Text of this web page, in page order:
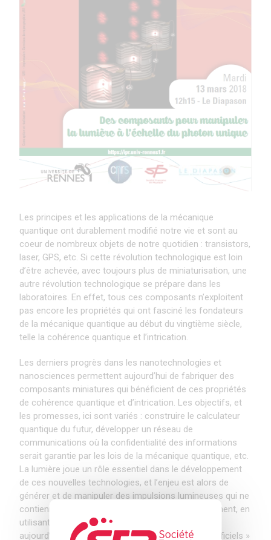
Les principes et les applications de la mécanique
quantique ont durablement modifié notre vie et sont au
coeur de nombreux objets de notre quotidien : transistors,
laser, GPS, etc. Si cette révolution technologique est loin
d’être achevée, avec toujours plus de miniaturisation, une
autre révolution technologique se prépare dans les
laboratoires. En effet, tous ces composants n’exploitent
pas encore les propriétés qui ont fasciné les fondateurs
de la mécanique quantique au début du vingtième siècle,
telle la cohérence quantique et l’intrication.
Les derniers progrès dans les nanotechnologies et
nanosciences permettent aujourd’hui de fabriquer des
composants miniatures qui bénéficient de ces propriétés
de cohérence quantique et d’intrication. Les objectifs, et
les promesses, ici sont variés : construire le calculateur
quantique du futur, développer un réseau de
communications où la confidentialité des informations
serait garantie par les lois de la mécanique quantique, etc.
La lumière joue un rôle essentiel dans le développement
de ces nouvelles technologies, et l’enjeu est alors de
générer et de manipuler des impulsions lumineuses qui ne
contiennent qu’un seul photon. Je montrerai comment, en
utilisant les techniques de l’optoélectronique, il est
aujourd’hui possible de fabriquer des « atomes artificiels »